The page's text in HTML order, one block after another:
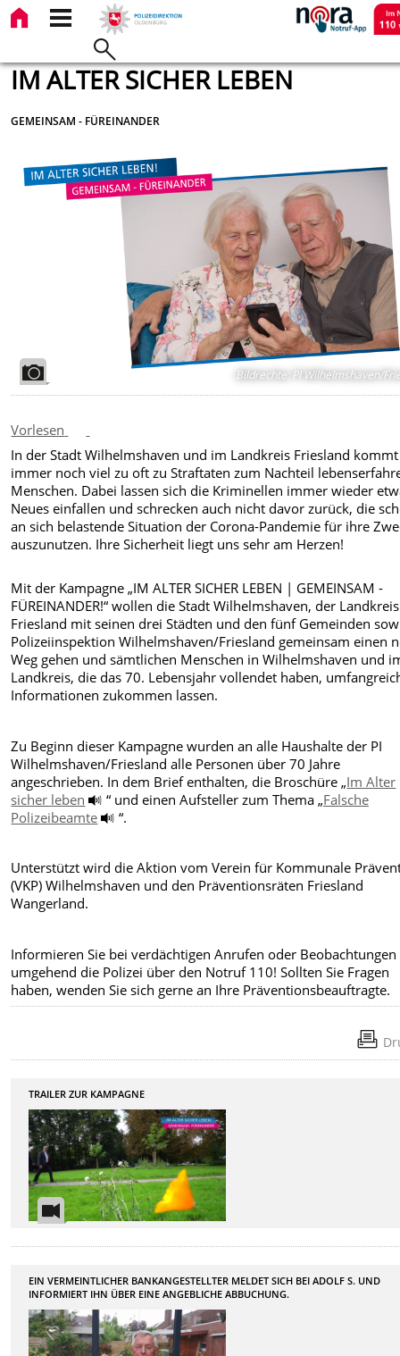
IM ALTER SICHER LEBEN
GEMEINSAM - FÜREINANDER
Bildrechte: PI Wilhelmshaven/
Vorlesen
In der Stadt Wilhelmshaven und im Landkreis Friesland
immer noch viel zu oft zu Straftaten zum Nachteil
Menschen. Dabei lassen sich die Kriminellen immer wieder
Neues einfallen und schrecken auch nicht davor zurück, die
an sich belastende Situation der Corona-Pandemie für ihre
auszunutzen. Ihre Sicherheit liegt uns sehr am Herzen!
Mit der Kampagne „IM ALTER SICHER LEBEN | GEMEINSAM -
FÜREINANDER!“ wollen die Stadt Wilhelmshaven, der Landkreis
Friesland mit seinen drei Städten und den fünf Gemeinden
Polizeiinspektion Wilhelmshaven/Friesland gemeinsam einen
Weg gehen und sämtlichen Menschen in Wilhelmshaven und
Landkreis, die das 70. Lebensjahr vollendet haben,
Informationen zukommen lassen.
Zu Beginn dieser Kampagne wurden an alle Haushalte der PI
Wilhelmshaven/Friesland alle Personen über 70 Jahre
angeschrieben. In dem Brief enthalten, die Broschüre „Im Alter
sicher leben
“ und einen Aufsteller zum Thema „Falsche
Polizeibeamte
“.
Unterstützt wird die Aktion vom Verein für Kommunale
(VKP) Wilhelmshaven und den Präventionsräten Friesland
Wangerland.
Informieren Sie bei verdächtigen Anrufen oder Beobachtungen
umgehend die Polizei über den Notruf 110! Sollten Sie Fragen
haben, wenden Sie sich gerne an Ihre Präventionsbeauftragte.
TRAILER ZUR KAMPAGNE
EIN VERMEINTLICHER BANKANGESTELLTER MELDET SICH BEI ADOLF S. UND
INFORMIERT IHN ÜBER EINE ANGEBLICHE ABBUCHUNG.